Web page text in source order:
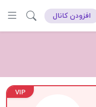
افزودن کانال
VIP